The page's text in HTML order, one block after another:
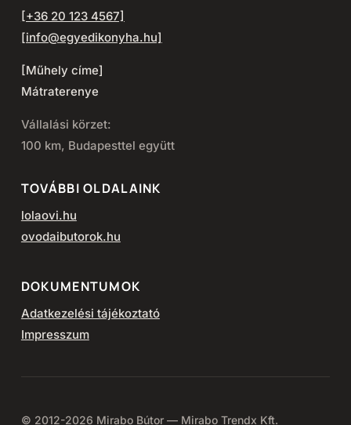
[+36 20 123 4567]
[info@egyedikonyha.hu]
[Műhely címe]
Mátraterenye
Vállalási körzet:
100 km, Budapesttel együtt
TOVÁBBI OLDALAINK
lolaovi.hu
ovodaibutorok.hu
DOKUMENTUMOK
Adatkezelési tájékoztató
Impresszum
© 2012-2026 Mirabo Bútor — Mirabo Trendx Kft.